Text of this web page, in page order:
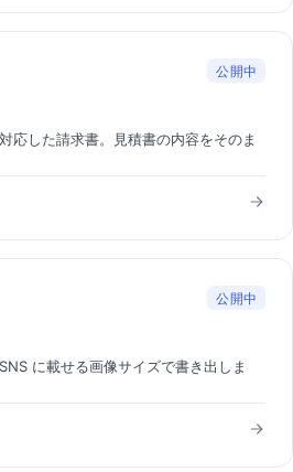
公開中
応した請求書。見積書の内容をそのま
公開中
に載せる画像サイズで書き出しま